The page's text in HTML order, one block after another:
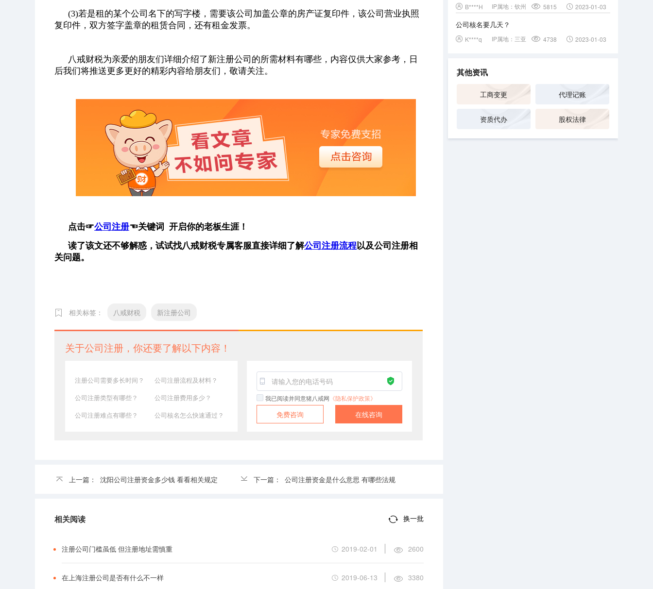
(3)若是租的某个公司名下的写字楼，需要该公司加盖公章的房产证复印件，该公司营业执照
复印件，双方签字盖章的租赁合同，还有租金发票。
八戒财税为亲爱的朋友们详细介绍了新注册公司的所需材料有哪些，内容仅供大家参考，日
后我们将推送更多更好的精彩内容给朋友们，敬请关注。
点击☞公司注册☜关键词 开启你的老板生涯！
读了该文还不够解惑，试试找八戒财税专属客服直接详细了解公司注册流程以及公司注册相
关问题。
相关标签： 八戒财税 新注册公司
关于公司注册，你还要了解以下内容！
注册公司需要多长时间？
公司注册流程及材料？
公司注册类型有哪些？
公司注册费用多少？
公司注册难点有哪些？
公司核名怎么快速通过？
我已阅读并同意猪八戒网 《隐私保护政策》
免费咨询 在线咨询
上一篇： 沈阳公司注册资金多少钱 看看相关规定 下一篇： 公司注册资金是什么意思 有哪些法规
相关阅读 换一批
注册公司门槛虽低 但注册地址需慎重 2019-02-01 2600
在上海注册公司是否有什么不一样 2019-06-13 3380
B****H IP属地： 钦州 5815 2023-01-03
公司核名要几天？
K****q IP属地： 三亚 4738 2023-01-03
其他资讯
工商变更 代理记账
资质代办 股权法律